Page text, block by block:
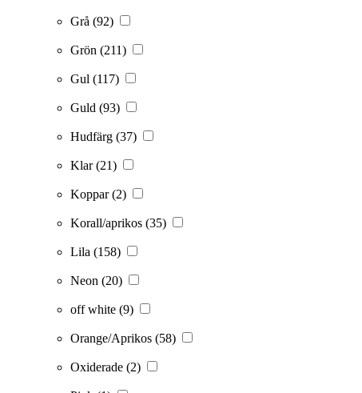
Grå (92)
Grön (211)
Gul (117)
Guld (93)
Hudfärg (37)
Klar(21)
Koppar(2)
Korall/aprikos (35)
Lila (158)
Neon (20)
off white (9)
Orange/Aprikos (58)
Oxiderade (2)